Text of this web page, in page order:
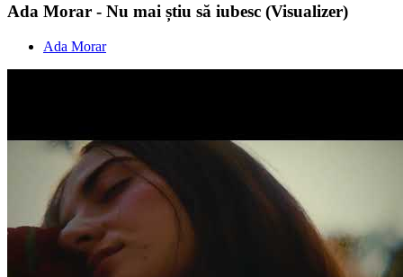
Ada Morar - Nu mai știu să iubesc (Visualizer)
Ada Morar